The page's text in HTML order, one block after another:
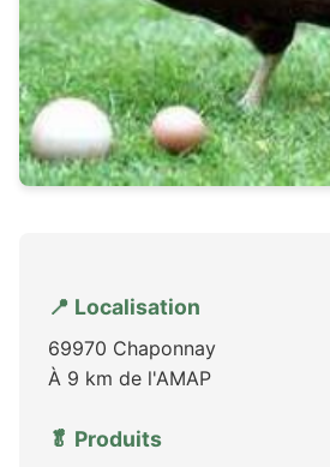
📍 Localisation
69970 Chaponnay
À 9 km de l'AMAP
🥬 Produits